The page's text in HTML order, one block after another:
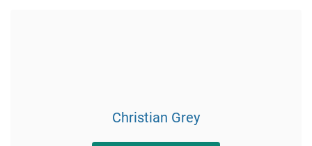
Christian Grey